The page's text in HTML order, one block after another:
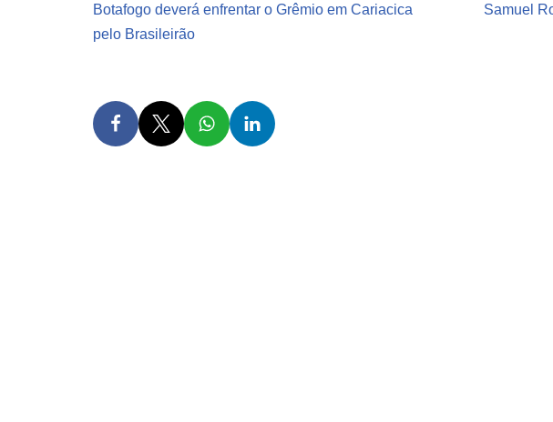
Botafogo deverá enfrentar o Grêmio em Cariacica
pelo Brasileirão
Samuel